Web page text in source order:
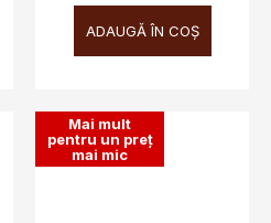
ADAUGĂ ÎN COŞ
Mai mult
pentru un preț
mai mic